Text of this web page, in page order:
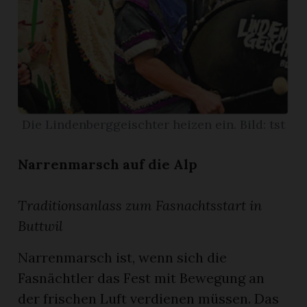
Narrenmarsch auf die Alp
Traditionsanlass zum Fasnachtsstart in
Buttwil
Narrenmarsch ist, wenn sich die
Fasnächtler das Fest mit Bewegung an
der frischen Luft verdienen müssen. Das